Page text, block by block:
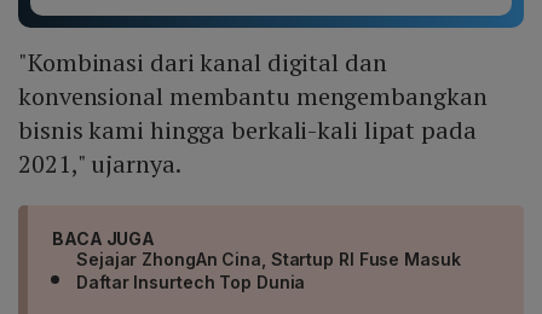
"Kombinasi dari kanal digital dan
konvensional membantu mengembangkan
bisnis kami hingga berkali-kali lipat pada
2021," ujarnya.
BACA JUGA
Sejajar ZhongAn Cina, Startup RI Fuse Masuk
Daftar Insurtech Top Dunia